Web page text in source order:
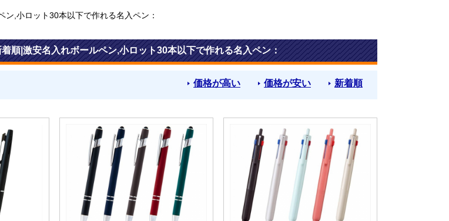
ン,小ロット30本以下で作れる名入ペン：
着順|激安名入れボールペン,小ロット30本以下で作れる名入ペン：
価格が高い 価格が安い 新着順